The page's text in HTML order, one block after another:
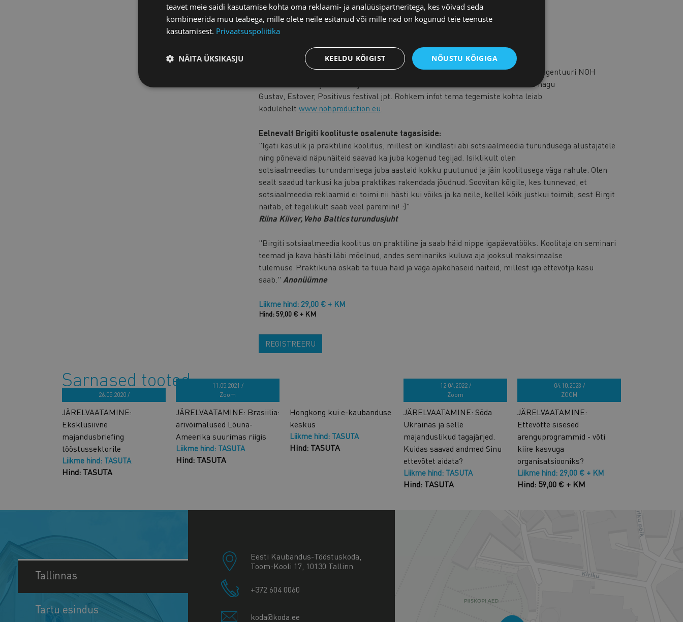
Birgit Karus
Birgit on sotsiaalmeedia turunduse ekspert ning Baltikumi fookusega turundusagentuuri NOH
Production asutaja. 4 aasta jooksul on nad aidanud mitmeid tuntud ettevõtteid nagu
Gustav, Estover, Positivus festival jpt. Rohkem infot tema tegemiste kohta leiab
kodulehelt www.nohproduction.eu.
Eelnevalt Brigiti koolituste osalenute tagasiside:
"Igati kasulik ja praktiline koolitus, millest on kindlasti abi sotsiaalmeedia turundusega alustajatele
ning põnevaid näpunäiteid saavad ka juba kogenud tegijad. Isiklikult olen
sotsiaalmeedias turundamisega juba aastaid kokku puutunud ja jäin koolitusega väga rahule. Olen
sealt saadud tarkusi ka juba praktikas rakendada jõudnud. Soovitan kõigile, kes tunnevad, et
sotsiaalmeedia reklaamid ei toimi nii hästi kui võiks ja ka neile, kellel kõik justkui toimib, sest Birgit
näitab, et tegelikult saab veel paremini! :)"
Riina Kiiver, Veho Baltics turundusjuht
"Birgiti sotsiaalmeedia koolitus on praktiline ja saab häid nippe igapäevatööks. Koolitaja on seminari
teemad ja kava hästi läbi mõelnud, andes seminariks kuluva aja jooksul maksimaalse
tulemuse. Praktikuna oskab ta tuua häid ja väga ajakohaseid näiteid, millest iga ettevõtja kasu
saab." Anonüümne
Liikme hind: 29,00 € + KM
Hind: 59,00 € + KM
REGISTREERU
Sarnased tooted
26.05.2020 /
JÄRELVAATAMINE:
Eksklusiivne
majandusbriefing
tööstussektorile
Liikme hind: TASUTA
Hind: TASUTA
11.05.2021 /
Zoom
JÄRELVAATAMINE: Brasiilia:
ärivõimalused Lõuna-
Ameerika suurimas riigis
Liikme hind: TASUTA
Hind: TASUTA
Hongkong kui e-kaubanduse
keskus
Liikme hind: TASUTA
Hind: TASUTA
12.04.2022 /
Zoom
JÄRELVAATAMINE: Sõda
Ukrainas ja selle
majanduslikud tagajärjed.
Kuidas saavad andmed Sinu
ettevõtet aidata?
Liikme hind: TASUTA
Hind: TASUTA
04.10.2023 /
ZOOM
JÄRELVAATAMINE:
Ettevõtte sisesed
arenguprogrammid - võti
kiire kasvuga
organisatsiooniks?
Liikme hind: 29,00 € + KM
Hind: 59,00 € + KM
Tallinnas
Tartu esindus
Eesti Kaubandus-Tööstuskoda,
Toom-Kooli 17, 10130 Tallinn
+372 604 0060
koda@koda.ee
teavet meie saidi kasutamise kohta oma reklaami- ja analüüsipartneritega, kes võivad seda
kombineerida muu teabega, mille olete neile esitanud või mille nad on kogunud teie teenuste
kasutamisest. Privaatsuspoliitika
NÕUSTU KÕIGIGA
KEELDU KÕIGIST
NÄITA ÜKSIKASJU